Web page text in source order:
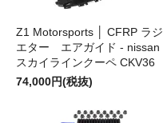
Z1 Motorsports │ CFRP ラジ
エター エアガイド - nissan
スカイラインクーペ CKV36
74,000円(税抜)